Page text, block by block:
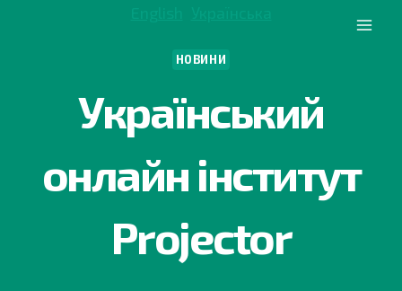
НОВИНИ
Український
онлайн інститут
Projector